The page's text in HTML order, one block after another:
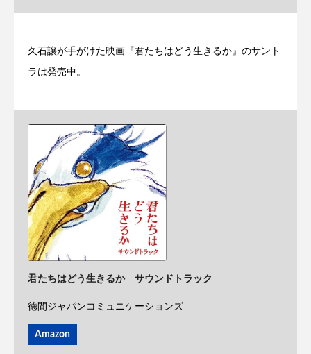
久石譲が手がけた映画『君たちはどう生きるか』のサント
ラは発売中。
君たちはどう生きるか サウンドトラック
徳間ジャパンコミュニケーションズ
Amazon